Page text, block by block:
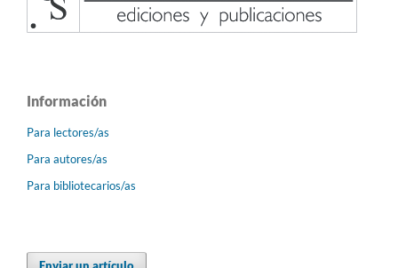
Información
Para lectores/as
Para autores/as
Para bibliotecarios/as